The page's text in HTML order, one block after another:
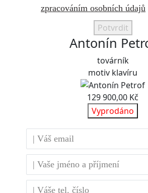
zpracováním osobních údajů
Potvrdit
Antonín
továrník
motiv klavíru
129 900,00 Kč
Vyprodáno